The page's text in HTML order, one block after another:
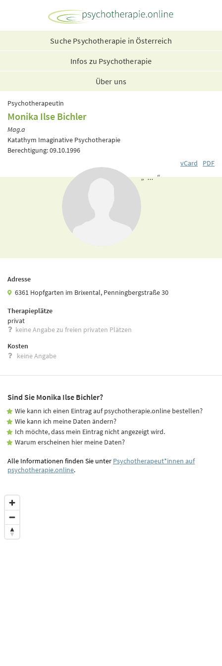
Suche Psychotherapie in Österreich
Infos zu Psychotherapie
Über uns
Psychotherapeutin
Monika Ilse Bichler
Mag.a
Katathym Imaginative Psychotherapie
Berechtigung: 09.10.1996
vCard
PDF
„ ... “
Adresse
6361 Hopfgarten im Brixental, Penningbergstraße 30
Therapieplätze
privat
keine Angabe zu freien privaten Plätzen
Kosten
keine Angabe
Sind Sie Monika Ilse Bichler?
Wie kann ich einen Eintrag auf psychotherapie.online bestellen?
Wie kann ich meine Daten ändern?
Ich möchte, dass mein Eintrag nicht angezeigt wird.
Warum erscheinen hier meine Daten?
Alle Informationen finden Sie unter Psychotherapeut*innen auf
psychotherapie.online.